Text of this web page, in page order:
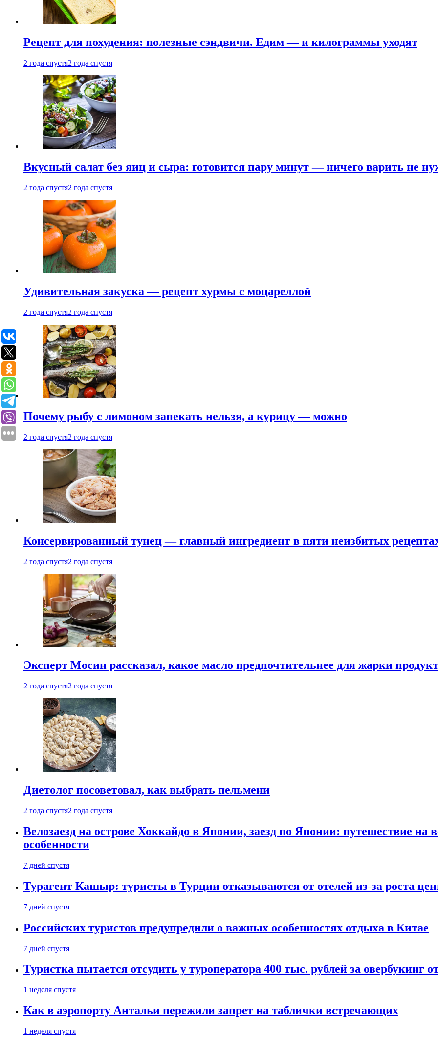
Рецепт для похудения: полезные сэндвичи. Едим — и килограммы уходят
2 года спустя2 года спустя
Вкусный салат без яиц и сыра: готовится пару минут — ничего варить не
2 года спустя2 года спустя
Удивительная закуска — рецепт хурмы с моцареллой
2 года спустя2 года спустя
Почему рыбу с лимоном запекать нельзя, а курицу — можно
2 года спустя2 года спустя
Консервированный тунец — главный ингредиент в пяти неизбитых
2 года спустя2 года спустя
Эксперт Мосин рассказал, какое масло предпочтительнее для жарки
2 года спустя2 года спустя
Диетолог посоветовал, как выбрать пельмени
2 года спустя2 года спустя
Велозаезд на острове Хоккайдо в Японии, заезд по Японии: путешествие на
особенности
7 дней спустя
Турагент Кашыр: туристы в Турции отказываются от отелей из-за роста
7 дней спустя
Российских туристов предупредили о важных особенностях отдыха в Китае
7 дней спустя
Туристка пытается отсудить у туроператора 400 тыс. рублей за овербукинг
1 неделя спустя
Как в аэропорту Антальи пережили запрет на таблички встречающих
1 неделя спустя